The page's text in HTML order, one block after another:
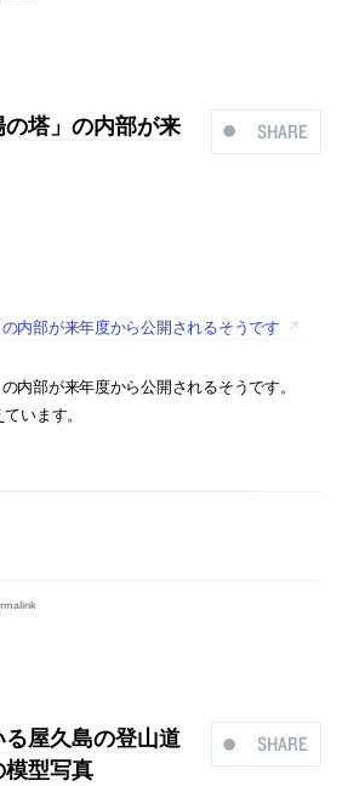
SHARE
塔」の内部が来
内部が来年度から公開されるそうです
内部が来年度から公開されるそうです。
います。
SHARE
屋久島の登山道
型写真